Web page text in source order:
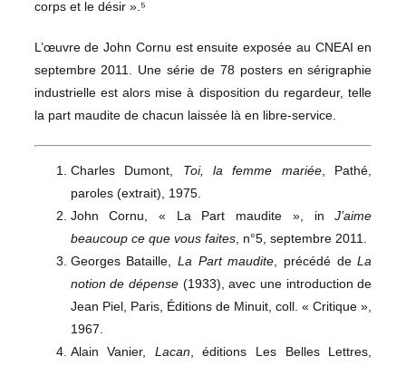
corps et le désir ».⁵
L’œuvre de John Cornu est ensuite exposée au CNEAI en
septembre 2011. Une série de 78 posters en sérigraphie
industrielle est alors mise à disposition du regardeur, telle
la part maudite de chacun laissée là en libre-service.
Charles Dumont, Toi, la femme mariée, Pathé,
paroles (extrait), 1975.
John Cornu, « La Part maudite », inJ’aime
beaucoup ce que vous faites, n°5, septembre 2011.
Georges Bataille, La Part maudite , précédé deLa
notion de dépense(1933), avec une introduction de
Jean Piel, Paris, Éditions de Minuit, coll. « Critique »,
1967.
Alain Vanier, Lacan , éditions Les Belles Lettres,